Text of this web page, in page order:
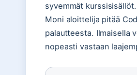
syvemmät kurssisisällöt.
Moni aloittelija pitää
palautteesta. Ilmaisella
nopeasti vastaan